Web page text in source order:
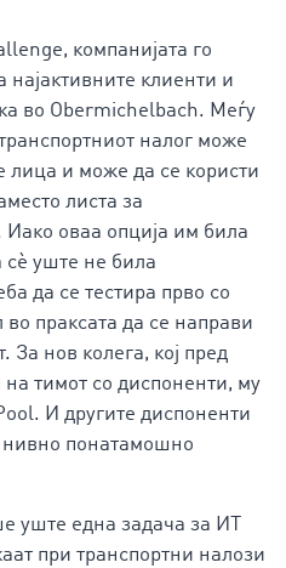
компанијата го
најактивните клиенти и
во Obermichelbach. Меѓу
налог може
лица и може да се користи
листа за
оваа опција им била
сè уште не била
да се тестира прво со
праксата да се направи
За нов колега, кој пред
тимот со диспоненти, му
И другите диспоненти
нивно понатамошно
уште една задача за ИТ
при транспортни налози